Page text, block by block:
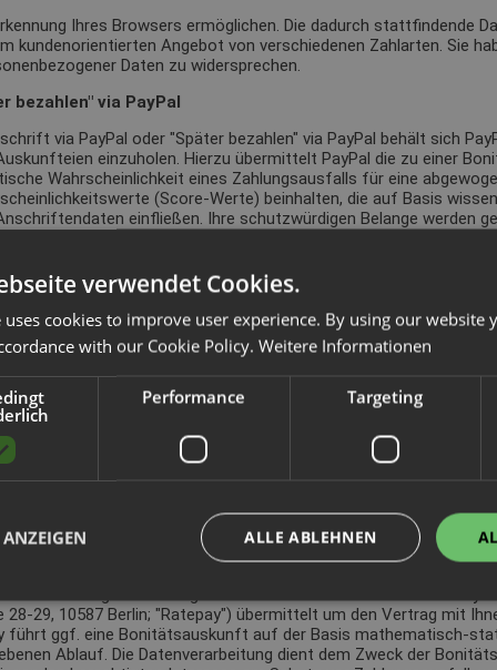
Ihres Browsers ermöglichen. Die dadurch stattfindende
kundenorientierten Angebot von verschiedenen Zahlarten. Sie
Daten zu widersprechen.
bezahlen" via PayPal
via PayPal oder "Später bezahlen" via PayPal behält sich
einzuholen. Hierzu übermittelt PayPal die zu einer
Wahrscheinlichkeit eines Zahlungsausfalls für eine
(Score-Werte) beinhalten, die auf Basis
einfließen. Ihre schutzwürdigen Belange werden
Vertragsanbahnung. Die Verarbeitung erfolgt auf Grundlage
geht.
Situation ergeben, jederzeit gegen diese auf Art. 6 Abs. 1 lit.
der Daten ist für den Vertragsschluss mit der von
geschlossen werden kann.
die zur Zahlungsabwicklung erforderlichen Daten an PayPal
ggf. sodann seitens PayPal an den jeweiligen Anbieter
Estate, Hollyhill, Cork, Irland)
St, Dublin, D04 E5W5, Irland)
zur Zahlungsabwicklung erforderlichen Daten zunächst an
29, 10587 Berlin; "Ratepay") übermittelt um den Vertrag mit
führt ggf. eine Bonitätsauskunft auf der Basis mathematisch-
Ablauf. Die Datenverarbeitung dient dem Zweck der
verwendet Cookies.
uses cookies to improve user experience. By using our website
with our Cookie Policy. Weitere Informationen
Performance Targeting
ALLE ABLEHNEN